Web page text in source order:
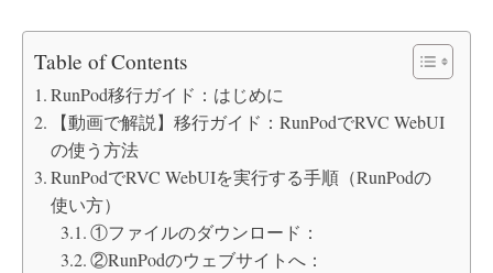
Table of Contents
RunPod移行ガイド：はじめに
【動画で解説】移行ガイド：RunPodでRVC WebUI
の使う方法
RunPodでRVC WebUIを実行する手順（RunPodの
使い方）
①ファイルのダウンロード：
②RunPodのウェブサイトへ：